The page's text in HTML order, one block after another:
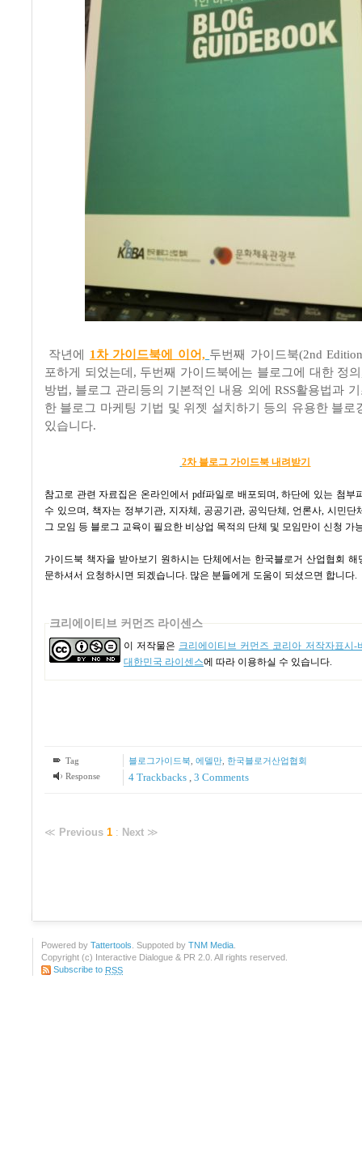
작년에 1차 가이드북에 이어, 두번째 가이드북(2nd
포하게 되었는데 , 두번째 가이드북에는 블로그에 대한 정의
방법, 블로그 관리등의 기본적인 내용 외에 RSS활용법과
한 블로그 마케팅 기법 및 위젯 설치하기 등의 유용한 블로
있습니다.
2차 블로그 가이드북 내려받기
참고로 관련 자료집은 온라인에서 pdf파일로 배포되며,하단에 있는 첨부
수 있으며, 책자는 정부기관, 지자체 , 공공기관, 공익단체 , 언론사, 시민단
그 모임 등 블로그 교육이 필요한 비상업 목적의 단체 및 모임만이 신청 가
가이드북 책자을 받아보기 원하시는 단체에서는 한국블로거 산업협회 해
문하셔서 요청하시면 되겠습니다. 많은 분들에게 도움이 되셨으면 합니다.
크리에이티브 커먼즈 라이센스
이 저작물은 크리에이티브 커먼즈 코리아 저작자표시-
대한민국 라이센스에 따라 이용하실 수 있습니다.
Tag 블로그가이드북 에델만, 한국블로거산업협회
Response
4Trackbacks 3 Comments
≪ Previous 1 : Next ≫
Powered by Tattertools . Suppoted by TNM Media
Copyright (c) Interactive Dialogue & PR 2.0. All rights reserved.
Subscribe to RSS